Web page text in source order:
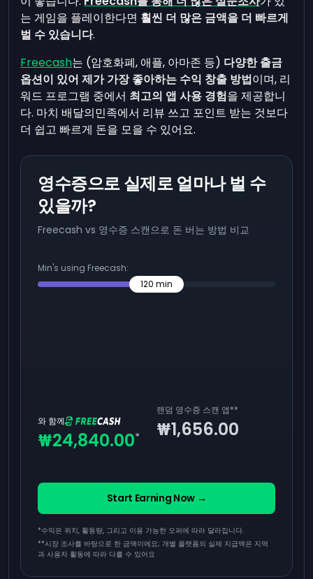
는 게임을 플레이한다면 훨씬 더 많은 금액을 더 빠르게
벌 수 있습니다.
Freecash는 (암호화폐, 애플, 아마존 등) 다양한 출금
옵션이 있어 제가 가장 좋아하는 수익 창출 방법이며, 리
워드 프로그램 중에서 최고의 앱 사용 경험을 제공합니
다. 마치 배달의민족에서 리뷰 쓰고 포인트 받는 것보다
더 쉽고 빠르게 돈을 모을 수 있어요.
영수증으로 실제로 얼마나 벌 수
있을까?
Freecash vs 영수증 스캔으로 돈 버는 방법 비교
Min's using Freecash:
120 min
와 함께
₩24,840.00*
랜덤 영수증 스캔 앱**
₩1,656.00
Start Earning Now →
*수익은 위치, 활동량, 그리고 이용 가능한 오퍼에 따라 달라집니다.
**시장 조사를 바탕으로 한 금액이에요; 개별 플랫폼의 실제 지급액은 지역
과 사용자 활동에 따라 다를 수 있어요